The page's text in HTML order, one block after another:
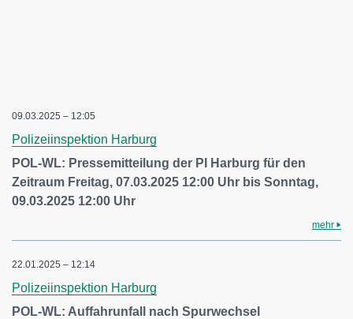
09.03.2025 – 12:05
Polizeiinspektion Harburg
POL-WL: Pressemitteilung der PI Harburg für den
Zeitraum Freitag, 07.03.2025 12:00 Uhr bis Sonntag,
09.03.2025 12:00 Uhr
mehr
22.01.2025 – 12:14
Polizeiinspektion Harburg
POL-WL: Auffahrunfall nach Spurwechsel